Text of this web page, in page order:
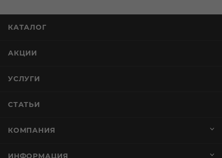
КАТАЛОГ
АКЦИИ
УСЛУГИ
СТАТЬИ
КОМПАНИЯ
ИНФОРМАЦИЯ